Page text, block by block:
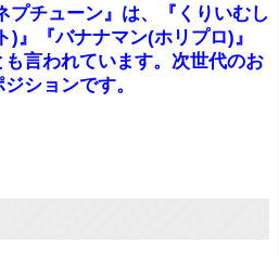
チューン』は、『くりいむし
』『バナナマン(ホリプロ)』
言われています。次世代のお
ションです。